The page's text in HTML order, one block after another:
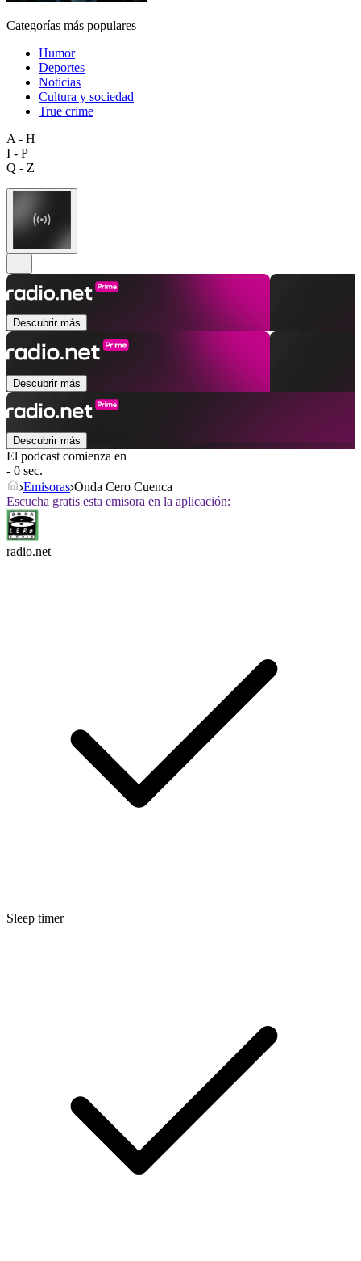
Categorías más populares
Humor
Deportes
Noticias
Cultura y sociedad
True crime
A - H
I - P
Q - Z
Descubrir más
Descubrir más
Descubrir más
El podcast comienza en
- 0 sec.
Emisoras Onda Cero Cuenca
Escucha gratis esta emisora en la aplicación:
radio.net
Sleep timer